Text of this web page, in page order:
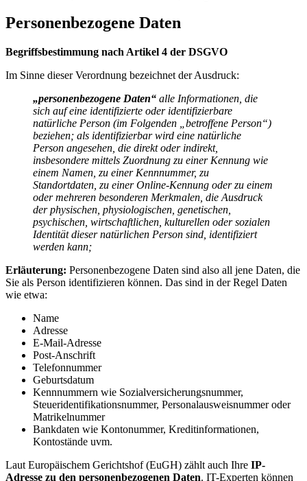
Personenbezogene Daten
Begriffsbestimmung nach Artikel 4 der DSGVO
Im Sinne dieser Verordnung bezeichnet der Ausdruck:
„personenbezogene Daten“ alle Informationen, die
sich auf eine identifizierte oder identifizierbare
natürliche Person (im Folgenden „betroffene Person“)
beziehen; als identifizierbar wird eine natürliche
Person angesehen, die direkt oder indirekt,
insbesondere mittels Zuordnung zu einer Kennung wie
einem Namen, zu einer Kennnummer, zu
Standortdaten, zu einer Online-Kennung oder zu einem
oder mehreren besonderen Merkmalen, die Ausdruck
der physischen, physiologischen, genetischen,
psychischen, wirtschaftlichen, kulturellen oder sozialen
Identität dieser natürlichen Person sind, identifiziert
werden kann;
Erläuterung: Personenbezogene Daten sind also all jene Daten, die
Sie als Person identifizieren können. Das sind in der Regel Daten
wie etwa:
Name
Adresse
E-Mail-Adresse
Post-Anschrift
Telefonnummer
Geburtsdatum
Kennnummern wie Sozialversicherungsnummer,
Steueridentifikationsnummer, Personalausweisnummer oder
Matrikelnummer
Bankdaten wie Kontonummer, Kreditinformationen,
Kontostände uvm.
Laut Europäischem Gerichtshof (EuGH) zählt auch Ihre IP-
Adresse zu den personenbezogenen Daten. IT-Experten können